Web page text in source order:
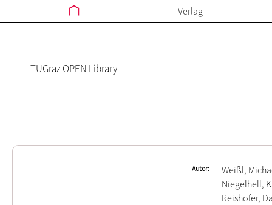
Verlag
TUGraz OPEN Library
Autor
Weißl,
Niegelhell,
Reishofer,